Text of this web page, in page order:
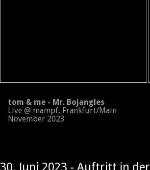
tom & me - Mr. Bojangles
Live @ mampf, Frankfurt/Main
November 2023
30. Juni 2023 - Auftritt in der